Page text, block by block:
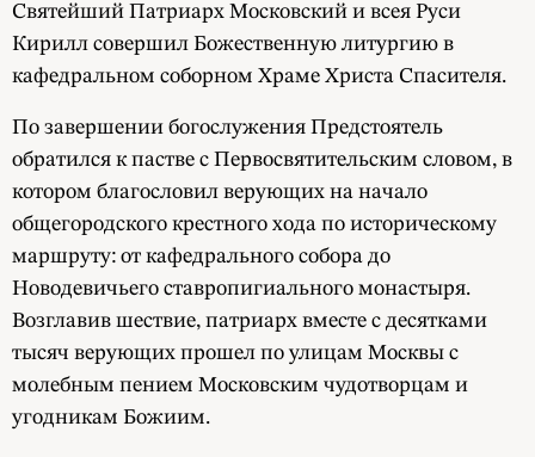
Святейший Патриарх Московский и всея Руси
Кирилл совершил Божественную литургию в
кафедральном соборном Храме Христа Спасителя.
По завершении богослужения Предстоятель
обратился к пастве с Первосвятительским словом, в
котором благословил верующих на начало
общегородского крестного хода по историческому
маршруту: от кафедрального собора до
Новодевичьего ставропигиального монастыря.
Возглавив шествие, патриарх вместе с десятками
тысяч верующих прошел по улицам Москвы с
молебным пением Московским чудотворцам и
угодникам Божиим.